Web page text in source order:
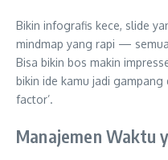
Bikin infografis kece, slide
mindmap yang rapi —
Bisa bikin bos makin
bikin ide kamu jadi gampang
factor’.
Manajemen Waktu